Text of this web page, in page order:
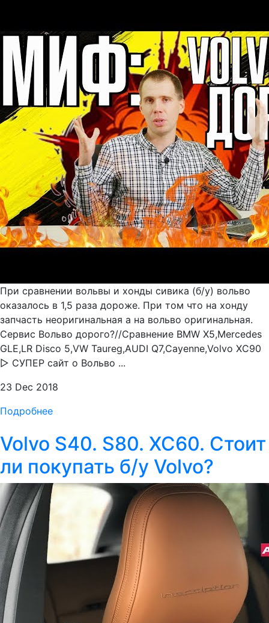
При сравнении вольвы и хонды сивика (б/у) вольво
оказалось в 1,5 раза дороже. При том что на хонду
запчасть неоригинальная а на вольво оригинальная.
Сервис Вольво дорого?//Сравнение BMW Х5,Mercedes
GLE,LR Disco 5,VW Taureg,AUDI Q7,Cayenne,Volvo XC90
▷ СУПЕР сайт о Вольво ...
23 Dec 2018
Подробнее
Volvo S40. S80. XC60. Стоит
ли покупать б/у Volvo?